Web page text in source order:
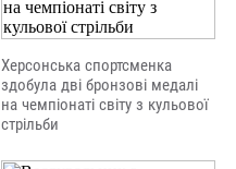
Херсонська спортсменка
здобула дві бронзові медалі
на чемпіонаті світу з кульової
стрільби